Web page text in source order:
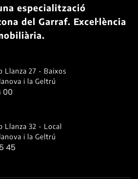
especialització
del Garraf. Excel·lència
Llanza 27 - Baixos
i la Geltrú
00
Llanza 32 - Local
i la Geltrú
45